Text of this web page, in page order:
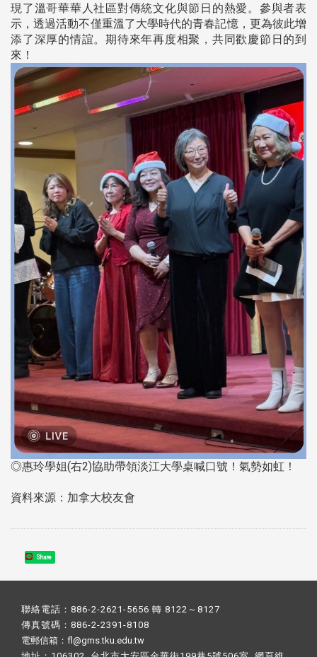
現了溫哥華華人社區對傳統文化與節日的熱愛。參與者表
示，透過活動不僅重溫了大學時代的青春記憶，更為彼此增
添了深厚的情誼。期待來年再度相聚，共同歡慶節日的到
來！
◎惠玲學姐(右2)協助帶領淡江大學桌喊口號！氣勢如虹！
資料來源：加拿大校友會
Share
聯絡電話：886-2-2621-5656 轉 8122～8127
傳真號碼：886-2-2391-8108
電郵信箱：fl@gms.tku.edu.tw